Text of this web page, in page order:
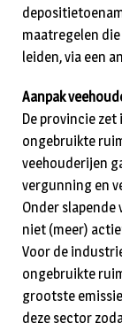
maatregelen
leiden, via een
Aanpak
De provincie
ongebruikte
veehouderijen
vergunning en
Onder
niet (meer)
Voor de
ongebruikte
grootste
deze sector